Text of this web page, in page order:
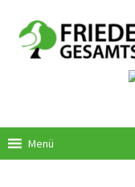
Inhalt
Menü